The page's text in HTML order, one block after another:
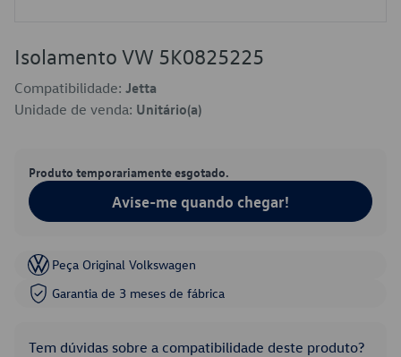
Isolamento VW 5K0825225
Compatibilidade: Jetta
Unidade de venda: Unitário(a)
Produto temporariamente esgotado.
Avise-me quando chegar!
Peça Original Volkswagen
Garantia de 3 meses de fábrica
Tem dúvidas sobre a compatibilidade deste produto?